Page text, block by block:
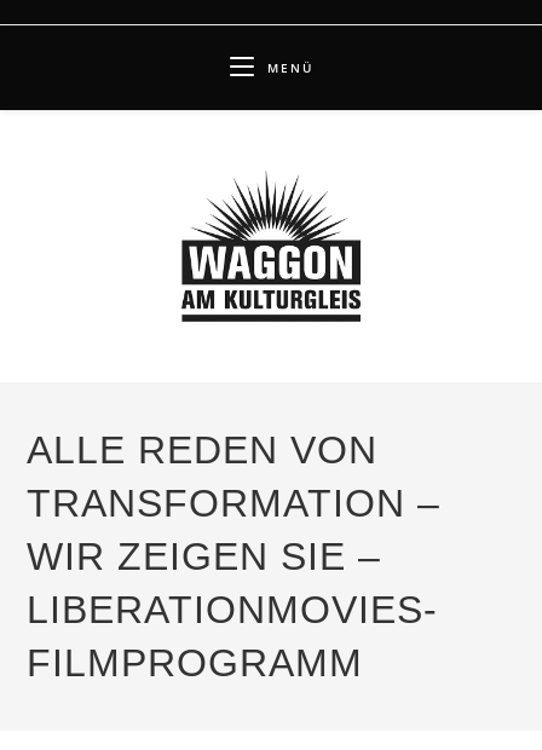
MENÜ
ALLE REDEN VON
TRANSFORMATION –
WIR ZEIGEN SIE –
LIBERATIONMOVIES-
FILMPROGRAMM